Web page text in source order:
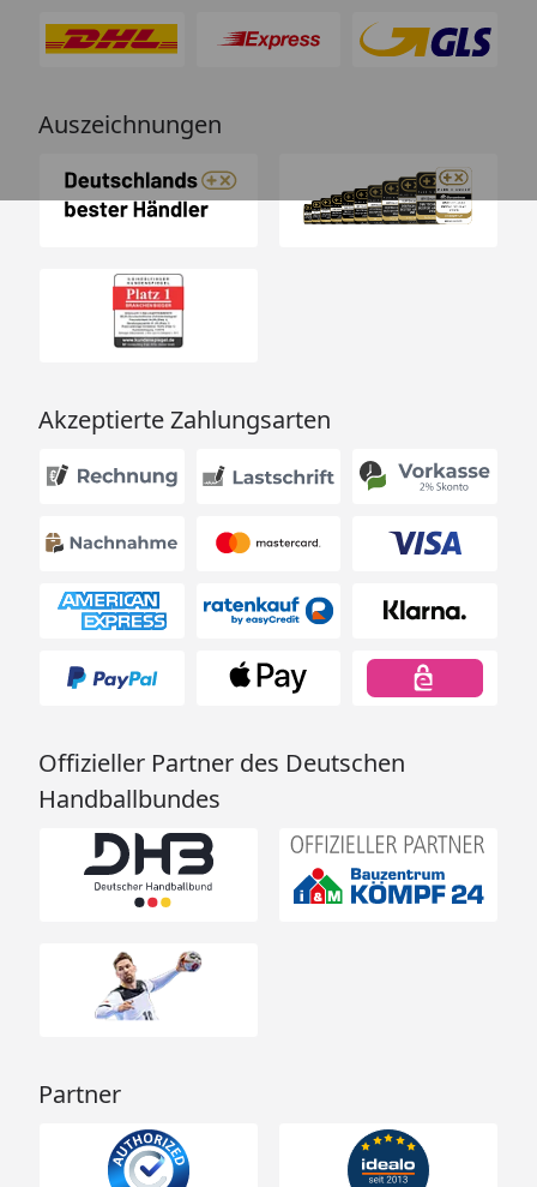
Auszeichnungen
Akzeptierte Zahlungsarten
Offizieller Partner des Deutschen
Handballbundes
Partner